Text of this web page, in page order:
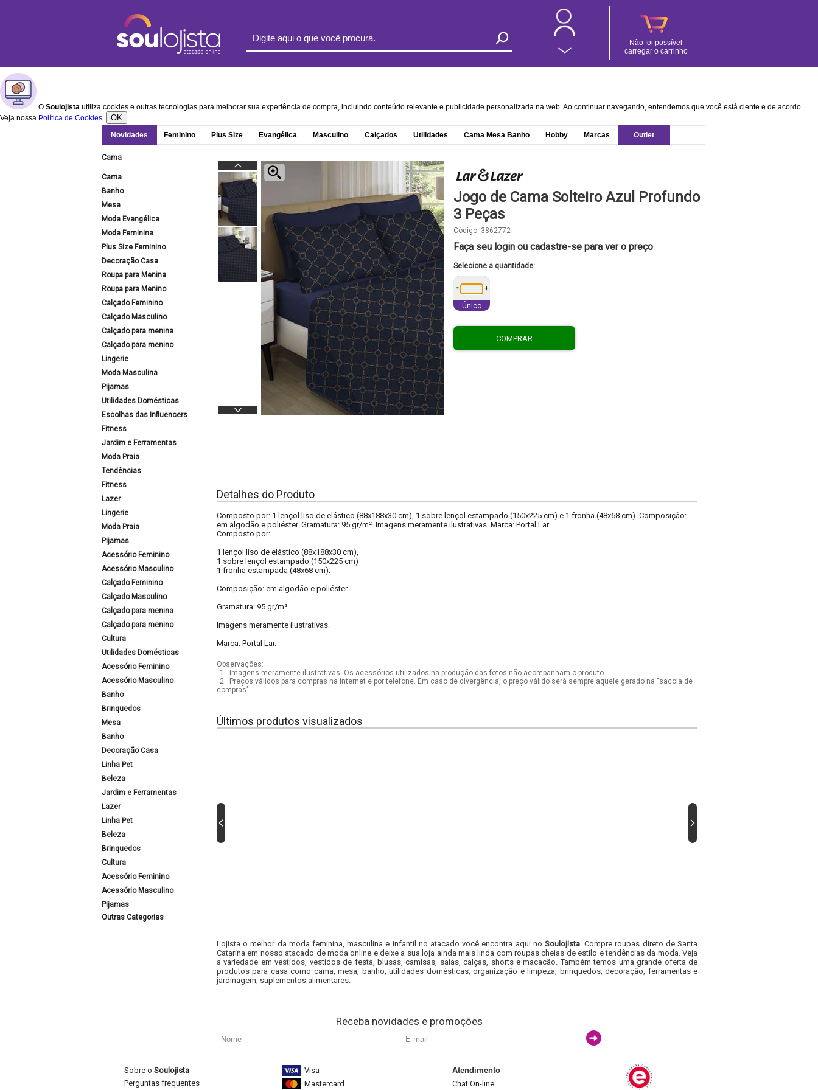
Não foi possível
carregar o carrinho
O Soulojista utiliza cookies e outras tecnologias para melhorar sua experiência de compra, incluindo conteúdo relevante e publicidade personalizada na web. Ao continuar navegando, entendemos que você está ciente e de acordo.
Veja nossa Política de Cookies. OK
Novidades Feminino Plus Size Evangélica Masculino Calçados Utilidades Cama Mesa Banho Hobby Marcas Outlet
Cama
Cama
Banho
Mesa
Moda Evangélica
Moda Feminina
Plus Size Feminino
Decoração Casa
Roupa para Menina
Roupa para Menino
Calçado Feminino
Calçado Masculino
Calçado para menina
Calçado para menino
Lingerie
Moda Masculina
Pijamas
Utilidades Domésticas
Escolhas das Influencers
Fitness
Jardim e Ferramentas
Moda Praia
Tendências
Fitness
Lazer
Lingerie
Moda Praia
Pijamas
Acessório Feminino
Acessório Masculino
Calçado Feminino
Calçado Masculino
Calçado para menina
Calçado para menino
Cultura
Utilidades Domésticas
Acessório Feminino
Acessório Masculino
Banho
Brinquedos
Mesa
Banho
Decoração Casa
Linha Pet
Beleza
Jardim e Ferramentas
Lazer
Linha Pet
Beleza
Brinquedos
Cultura
Acessório Feminino
Acessório Masculino
Pijamas
Outras Categorias
Jogo de Cama Solteiro Azul Profundo
3 Peças
Código: 3862772
Faça seu login ou cadastre-se para ver o preço
Selecione a quantidade:
- +
Único
COMPRAR
Detalhes do Produto
Composto por: 1 lençol liso de elástico (88x188x30 cm), 1 sobre lençol estampado (150x225 cm) e 1 fronha (48x68 cm). Composição:
em algodão e poliéster. Gramatura: 95 gr/m². Imagens meramente ilustrativas. Marca: Portal Lar.
Composto por:
1 lençol liso de elástico (88x188x30 cm),
1 sobre lençol estampado (150x225 cm)
1 fronha estampada (48x68 cm).
Composição: em algodão e poliéster.
Gramatura: 95 gr/m².
Imagens meramente ilustrativas.
Marca: Portal Lar.
Observações:
1.
Imagens meramente ilustrativas. Os acessórios utilizados na produção das fotos não acompanham o produto.
2.
Preços válidos para compras na internet e por telefone. Em caso de divergência, o preço válido será sempre aquele gerado na "sacola de
compras".
Últimos produtos visualizados
Lojista o melhor da moda feminina, masculina e infantil no atacado você encontra aqui no Soulojista. Compre roupas direto de Santa
Catarina em nosso atacado de moda online e deixe a sua loja ainda mais linda com roupas cheias de estilo e tendências da moda. Veja
a variedade em vestidos, vestidos de festa, blusas, camisas, saias, calças, shorts e macacão. Também temos uma grande oferta de
produtos para casa como cama, mesa, banho, utilidades domésticas, organização e limpeza, brinquedos, decoração, ferramentas e
jardinagem, suplementos alimentares.
Receba novidades e promoções
Sobre o Soulojista
Perguntas frequentes
Visa
Mastercard
Atendimento
Chat On-line